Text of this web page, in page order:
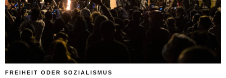
FREIHEIT ODER SOZIALISMUS